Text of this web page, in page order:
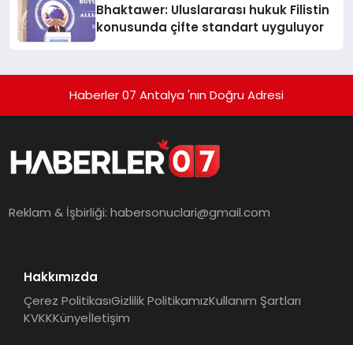
Bhaktawer: Uluslararası hukuk Filistin
konusunda çifte standart uyguluyor
Haberler 07 Antalya 'nın Doğru Adresi
Reklam & İşbirliği:habersonuclari@gmail.com
Hakkımızda
Çerez PolitikasıGizlilik PolitikamızKullanım Şartları
KVKKKünyeİletişim